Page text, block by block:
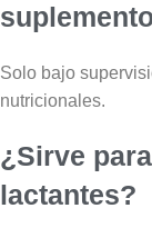
Solo bajo
nutricionales.
¿Sirve
lactantes?